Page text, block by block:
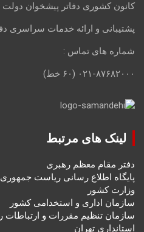
کانون کشوری دفاتر پیشخوان دولت
پشتیبانی و ارائه خدمات سراسری
شماره های تماس :
۰۲۱-۸۷۶۸۲۰۰۰ (۶۰ خط)
لینک های مرتبط
دفتر مقام معظم رهبری
پایگاه اطلاع رسانی ریاست جمهوری
وزارت کشور
سازمان اداری و استخدامی کشور
سازمان تنظیم مقررات و ارتباطات
استانداری تهران